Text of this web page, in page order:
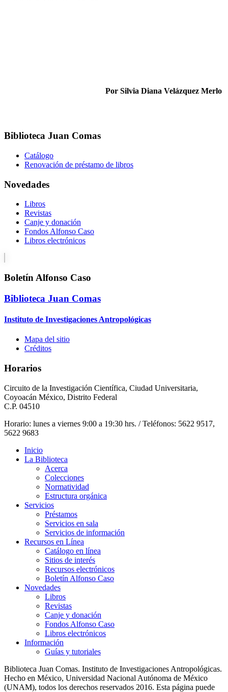
Por Silvia Diana Velázquez Merlo
Biblioteca Juan Comas
Catálogo
Renovación de préstamo de libros
Novedades
Libros
Revistas
Canje y donación
Fondos Alfonso Caso
Libros electrónicos
Boletín Alfonso Caso
Biblioteca Juan Comas
Instituto de Investigaciones Antropológicas
Mapa del sitio
Créditos
Horarios
Circuito de la Investigación Científica, Ciudad Universitaria,
Coyoacán México, Distrito Federal
C.P. 04510
Horario: lunes a viernes 9:00 a 19:30 hrs. / Teléfonos: 5622 9517,
5622 9683
Inicio
La Biblioteca
Acerca
Colecciones
Normatividad
Estructura orgánica
Servicios
Préstamos
Servicios en sala
Servicios de información
Recursos en Línea
Catálogo en línea
Sitios de interés
Recursos electrónicos
Boletín Alfonso Caso
Novedades
Libros
Revistas
Canje y donación
Fondos Alfonso Caso
Libros electrónicos
Información
Guías y tutoriales
Biblioteca Juan Comas. Instituto de Investigaciones Antropológicas.
Hecho en México, Universidad Nacional Autónoma de México
(UNAM), todos los derechos reservados 2016. Esta página puede